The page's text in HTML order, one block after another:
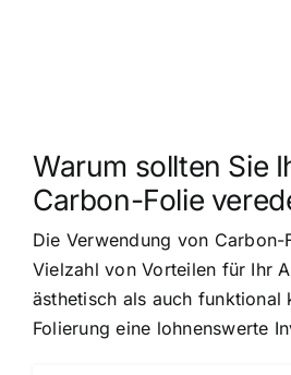
Warum sollten Sie
Carbon-Folie
Die Verwendung von Carbon-
Vielzahl von Vorteilen für Ihr
ästhetisch als auch funktional
Folierung eine lohnenswerte